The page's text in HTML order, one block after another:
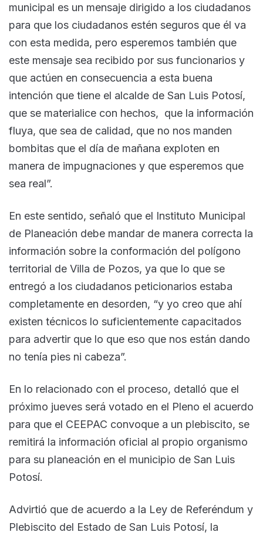
municipal es un mensaje dirigido a los ciudadanos
para que los ciudadanos estén seguros que él va
con esta medida, pero esperemos también que
este mensaje sea recibido por sus funcionarios y
que actúen en consecuencia a esta buena
intención que tiene el alcalde de San Luis Potosí,
que se materialice con hechos, que la información
fluya, que sea de calidad, que no nos manden
bombitas que el día de mañana exploten en
manera de impugnaciones y que esperemos que
sea real”.
En este sentido, señaló que el Instituto Municipal
de Planeación debe mandar de manera correcta la
información sobre la conformación del polígono
territorial de Villa de Pozos, ya que lo que se
entregó a los ciudadanos peticionarios estaba
completamente en desorden, “y yo creo que ahí
existen técnicos lo suficientemente capacitados
para advertir que lo que eso que nos están dando
no tenía pies ni cabeza”.
En lo relacionado con el proceso, detalló que el
próximo jueves será votado en el Pleno el acuerdo
para que el CEEPAC convoque a un plebiscito, se
remitirá la información oficial al propio organismo
para su planeación en el municipio de San Luis
Potosí.
Advirtió que de acuerdo a la Ley de Referéndum y
Plebiscito del Estado de San Luis Potosí, la